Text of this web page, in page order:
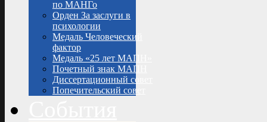
по МАНГо
Орден За заслуги в
психологии
Медаль Человеческий
фактор
Медаль «25 лет МАПН»
Почетный знак МАПН
Диссертационный совет
Попечительский совет